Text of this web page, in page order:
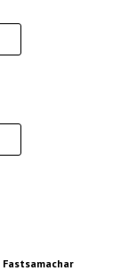
Fastsamachar